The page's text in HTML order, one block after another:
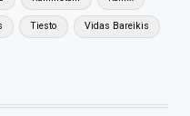
Tiesto Vidas Bareikis